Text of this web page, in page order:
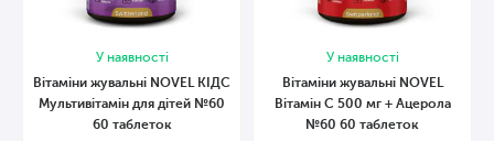
У наявності
Вітаміни жувальні NOVEL КІДС
Мультивітамін для дітей №60
60 таблеток
У наявності
Вітаміни жувальні NOVEL
Вітамін C 500 мг + Ацерола
№60 60 таблеток